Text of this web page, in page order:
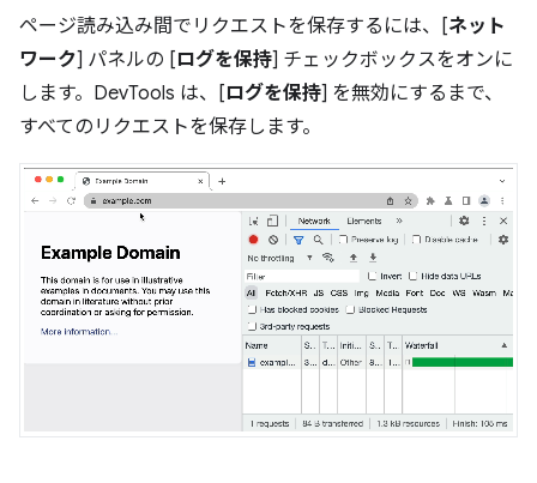
ページ読み込み間でリクエストを保存するには、[ネット
ワーク] パネルの [ログを保持] チェックボックスをオンに
します。DevTools は、[ログを保持] を無効にするまで、
すべてのリクエストを保存します。